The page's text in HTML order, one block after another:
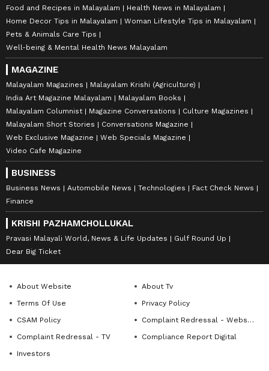
Food and Recipes in Malayalam
Health News in Malayalam
Home Decor Tips in Malayalam
Woman Lifestyle Tips in Malayalam
Pets & Animals Care Tips
Well-being & Mental Health News Malayalam
MAGAZINE
Malayalam Magazines
Malayalam Krishi (Agriculture)
India Art Magazine Malayalam
Malayalam Books
Malayalam Columnist
Magazine Conversations
Culture Magazines
Malayalam Short Stories
Conversations Magazine
Web Exclusive Magazine
Web Specials Magazine
Video Cafe Magazine
BUSINESS
Business News Automobile News Technologies
Fact Check News
Finance
KRISHI PAZHAMCHOLLUKAL
Pravasi Malayali World, News & Life Updates
Gulf Round Up
Dear Big Ticket
About Website
About Tv
Terms Of Use
Privacy Policy
CSAM Policy
Complaint Redressal - Website
Complaint Redressal - TV
Compliance Report Digital
Investors